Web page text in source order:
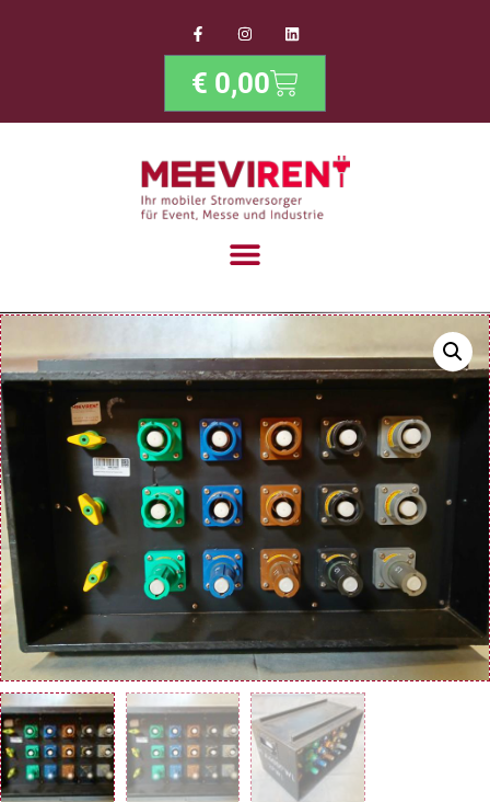
€ 0,00